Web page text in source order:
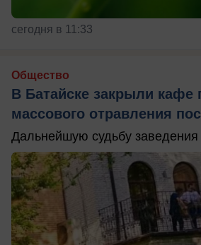
сегодня в 11:33
Общество
В Батайске закрыли кафе
массового отравления
Дальнейшую судьбу заведения